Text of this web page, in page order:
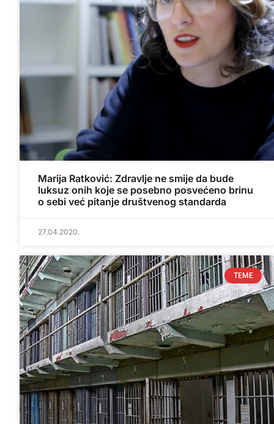
Marija Ratković: Zdravlje ne smije da bude
luksuz onih koje se posebno posvećeno brinu
o sebi već pitanje društvenog standarda
27.04.2020.
TEME